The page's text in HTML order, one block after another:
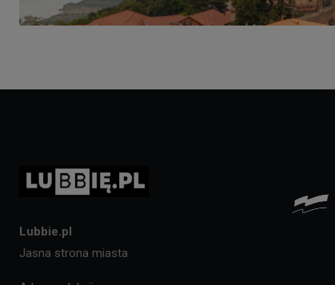
Lubbie.pl
Jasna strona miasta